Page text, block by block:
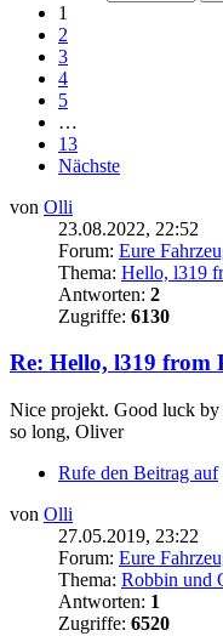
1
2
3
4
5
…
13
Nächste
von Olli
23.08.2022, 22:52
Forum: Eure
Thema: Hello, l319
Antworten: 2
Zugriffe: 6130
Re: Hello, l319 from
Nice projekt. Good luck by
so long, Oliver
Rufe den Beitrag auf
von Olli
27.05.2019, 23:22
Forum: Eure
Thema: Robbin und
Antworten: 1
Zugriffe: 6520